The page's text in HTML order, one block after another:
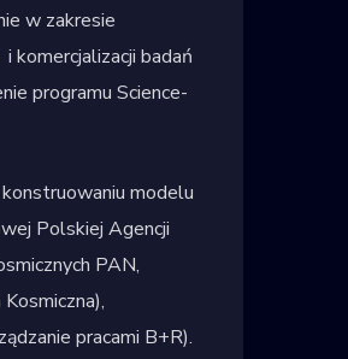
w zakresie
komercjalizacji badań
programu Science-
modelu
Polskiej Agencji
PAN,
pracami B+R).